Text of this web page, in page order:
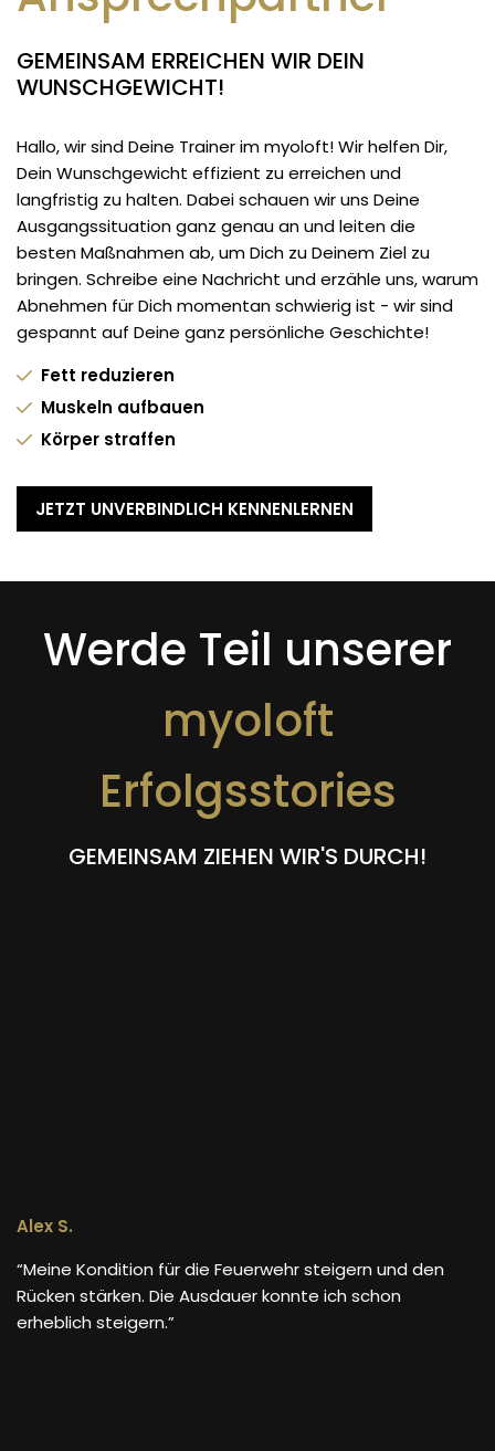
GEMEINSAM ERREICHEN WIR DEIN
WUNSCHGEWICHT!
Hallo, wir sind Deine Trainer im myoloft! Wir helfen Dir,
Dein Wunschgewicht effizient zu erreichen und
langfristig zu halten. Dabei schauen wir uns Deine
Ausgangssituation ganz genau an und leiten die
besten Maßnahmen ab, um Dich zu Deinem Ziel zu
bringen. Schreibe eine Nachricht und erzähle uns, warum
Abnehmen für Dich momentan schwierig ist - wir sind
gespannt auf Deine ganz persönliche Geschichte!
Fett reduzieren
Muskeln aufbauen
Körper straffen
JETZT UNVERBINDLICH KENNENLERNEN
Werde Teil unserer
myoloft
Erfolgsstories
GEMEINSAM ZIEHEN WIR'S DURCH!
Alex S.
“Meine Kondition für die Feuerwehr steigern und den
Rücken stärken. Die Ausdauer konnte ich schon
erheblich steigern.”